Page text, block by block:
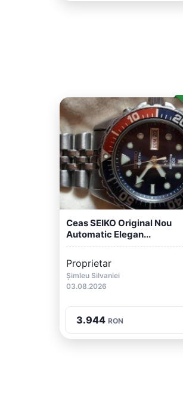
Ceas SEIKO Original Nou
Automatic Elegan...
Proprietar
Șimleu Silvaniei
03.08.2026
3.944 RON